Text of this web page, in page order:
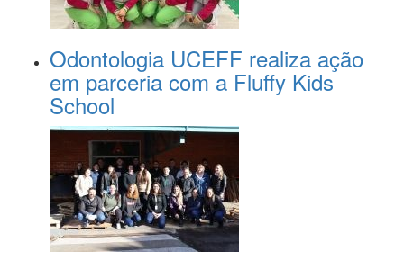
Odontologia UCEFF realiza ação
em parceria com a Fluffy Kids
School